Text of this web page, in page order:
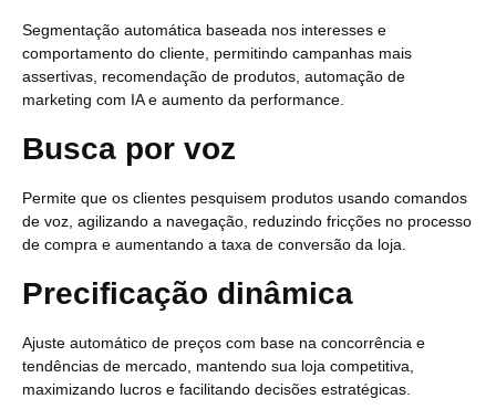
Segmentação automática baseada nos interesses e
comportamento do cliente, permitindo campanhas mais
assertivas, recomendação de produtos, automação de
marketing com IA e aumento da performance.
Busca por voz
Permite que os clientes pesquisem produtos usando comandos
de voz, agilizando a navegação, reduzindo fricções no processo
de compra e aumentando a taxa de conversão da loja.
Precificação dinâmica
Ajuste automático de preços com base na concorrência e
tendências de mercado, mantendo sua loja competitiva,
maximizando lucros e facilitando decisões estratégicas.